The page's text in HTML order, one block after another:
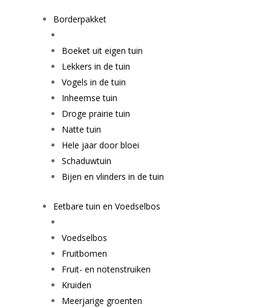
Borderpakket
Boeket uit eigen tuin
Lekkers in de tuin
Vogels in de tuin
Inheemse tuin
Droge prairie tuin
Natte tuin
Hele jaar door bloei
Schaduwtuin
Bijen en vlinders in de tuin
Eetbare tuin en Voedselbos
Voedselbos
Fruitbomen
Fruit- en notenstruiken
Kruiden
Meerjarige groenten